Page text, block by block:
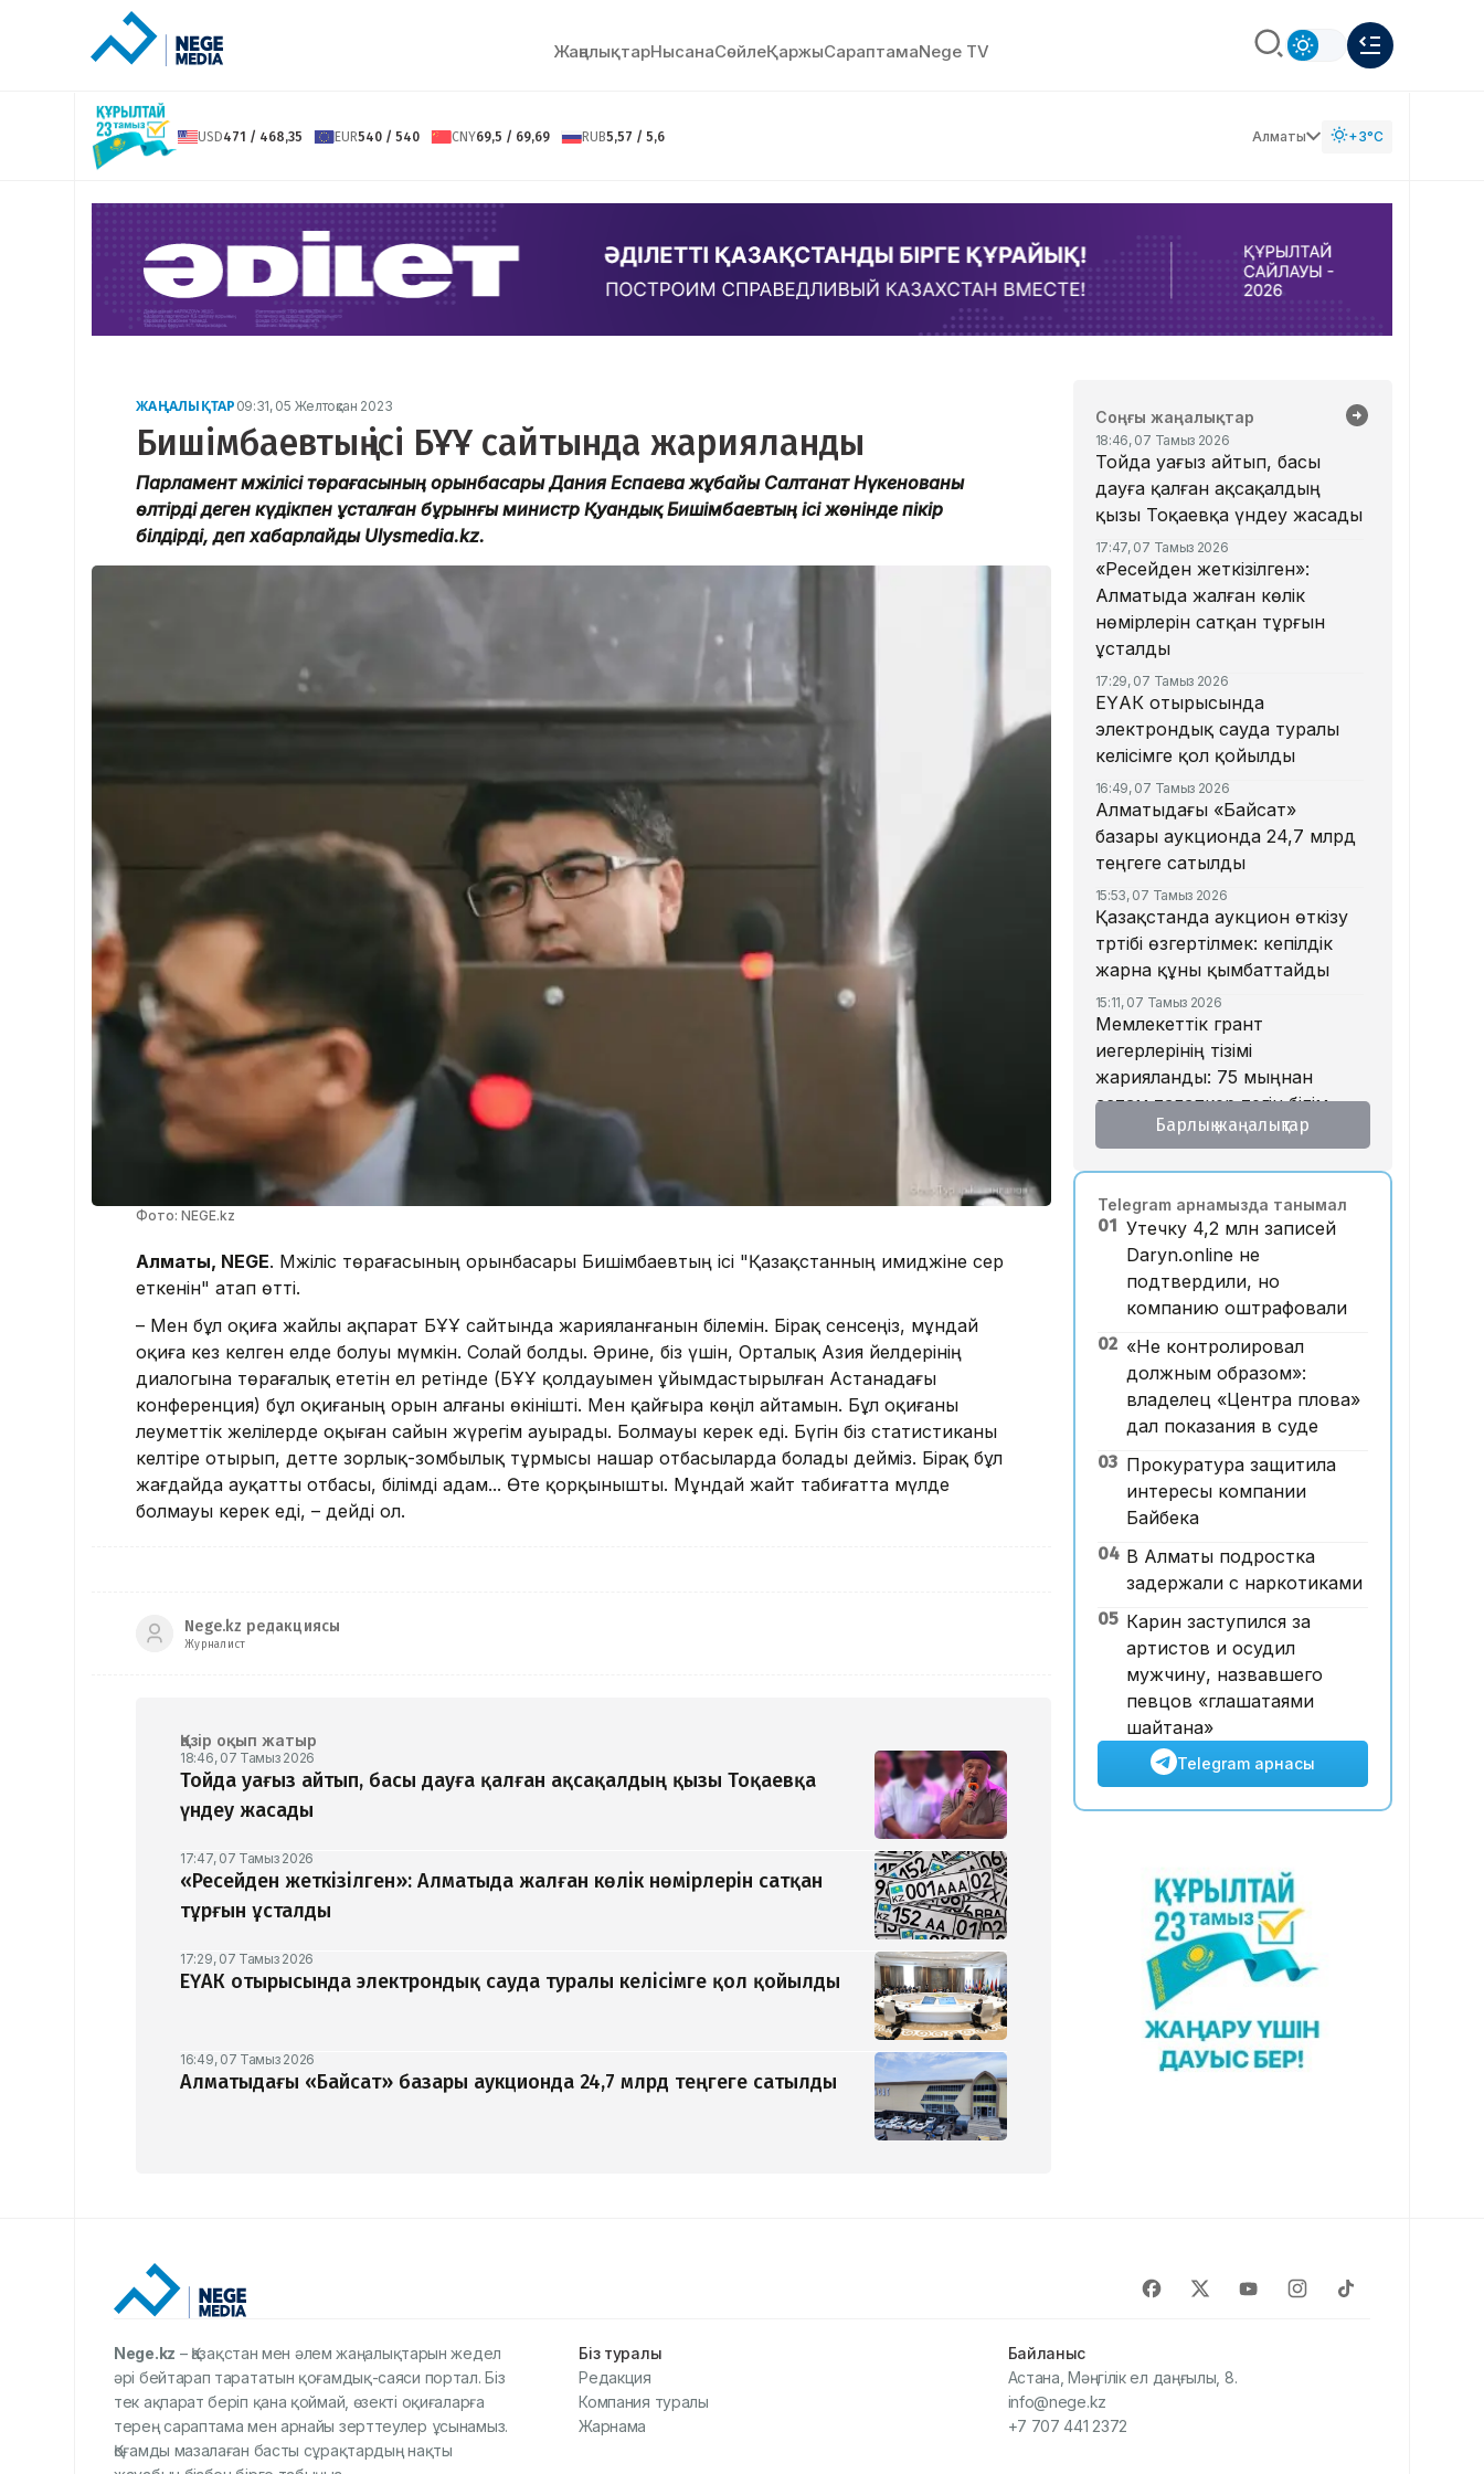
ЖаңалықтарНысанаСөйлeҚаржыСараптамаNege TV
USD471 / 468,35 EUR540 / 540 CNY69,5 / 69,69 RUB5,57 / 5,6 Алматы +3°C
ЖАҢАЛЫҚТАР 09:31, 05 Желтоқсан 2023
Бишімбаевтың ісі БҰҰ сайтында жарияланды
Парламент мәжілісі төрағасының орынбасары Дания Еспаева жұбайы Салтанат Нүкенованы
өлтірді деген күдікпен ұсталған бұрынғы министр Қуандық Бишімбаевтың ісі жөнінде пікір
білдірді, деп хабарлайды Ulysmedia.kz.
Фото: NEGE.kz
Алматы, NEGE. Мәжіліс төрағасының орынбасары Бишімбаевтың ісі "Қазақстанның имиджіне әсер
еткенін" атап өтті.
– Мен бұл оқиға жайлы ақпарат БҰҰ сайтында жарияланғанын білемін. Бірақ сенсеңіз, мұндай
оқиға кез келген елде болуы мүмкін. Солай болды. Әрине, біз үшін, Орталық Азия әйелдерінің
диалогына төрағалық ететін ел ретінде (БҰҰ қолдауымен ұйымдастырылған Астанадағы
конференция) бұл оқиғаның орын алғаны өкінішті. Мен қайғыра көңіл айтамын. Бұл оқиғаны
әлеуметтік желілерде оқыған сайын жүрегім ауырады. Болмауы керек еді. Бүгін біз статистиканы
келтіре отырып, әдетте зорлық-зомбылық тұрмысы нашар отбасыларда болады дейміз. Бірақ бұл
жағдайда ауқатты отбасы, білімді адам... Өте қорқынышты. Мұндай жайт табиғатта мүлде
болмауы керек еді, – дейді ол.
Nege.kz редакциясы
Журналист
Қазір оқып жатыр
18:46, 07 Тамыз 2026
Тойда уағыз айтып, басы дауға қалған ақсақалдың қызы Тоқаевқа
үндеу жасады
17:47, 07 Тамыз 2026
«Ресейден жеткізілген»: Алматыда жалған көлік нөмірлерін сатқан
тұрғын ұсталды
17:29, 07 Тамыз 2026
ЕҮАК отырысында электрондық сауда туралы келісімге қол қойылды
16:49, 07 Тамыз 2026
Алматыдағы «Байсат» базары аукционда 24,7 млрд теңгеге сатылды
Соңғы жаңалықтар
18:46, 07 Тамыз 2026
Тойда уағыз айтып, басы
дауға қалған ақсақалдың
қызы Тоқаевқа үндеу жасады
17:47, 07 Тамыз 2026
«Ресейден жеткізілген»:
Алматыда жалған көлік
нөмірлерін сатқан тұрғын
ұсталды
17:29, 07 Тамыз 2026
ЕҮАК отырысында
электрондық сауда туралы
келісімге қол қойылды
16:49, 07 Тамыз 2026
Алматыдағы «Байсат»
базары аукционда 24,7 млрд
теңгеге сатылды
15:53, 07 Тамыз 2026
Қазақстанда аукцион өткізу
тәртібі өзгертілмек: кепілдік
жарна құны қымбаттайды
15:11, 07 Тамыз 2026
Мемлекеттік грант
иегерлерінің тізімі
жарияланды: 75 мыңнан
астам талапкер тегін білім
қарқынының баяулауы
қолдап отыр – сарапшылар
13:30, 07 Тамыз 2026
Фельдшер Ұлдана
Мырзуанның қазасына
қатысты іс сотқа жолданды
12:59, 07 Тамыз 2026
Абай облысы аумағындағы
орманды өрттен қорғауға 3
млрд теңгеден астам қаржы
бөлінді
12:00, 07 Тамыз 2026
Грекия мен Арменияның
бұрынғы бас бапкері
басқаруы мүмкін
Барлық жаңалықтар
Telegram арнамызда танымал
01 Утечку 4,2 млн записей
Daryn.online не
подтвердили, но
компанию оштрафовали
02 «Не контролировал
должным образом»:
владелец «Центра плова»
дал показания в суде
03 Прокуратура защитила
интересы компании
Байбека
04 В Алматы подростка
задержали с наркотиками
05 Карин заступился за
артистов и осудил
мужчину, назвавшего
певцов «глашатаями
шайтана»
Telegram арнасы
Nege.kz – Қазақстан мен әлем жаңалықтарын жедел
әрі бейтарап тарататын қоғамдық-саяси портал. Біз
тек ақпарат беріп қана қоймай, өзекті оқиғаларға
терең сараптама мен арнайы зерттеулер ұсынамыз.
Қоғамды мазалаған басты сұрақтардың нақты
Біз туралы
Редакция
Компания туралы
Жарнама
Байланыс
Астана, Мәңгілік ел даңғылы, 8.
info@nege.kz
+7 707 441 2372